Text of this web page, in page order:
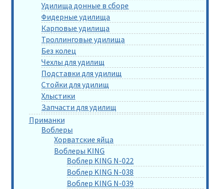
Удилища донные в сборе
Фидерные удилища
Карповые удилища
Троллинговые удилища
Без колец
Чехлы для удилищ
Подставки для удилищ
Стойки для удилищ
Хлыстики
Запчасти для удилищ
Приманки
Воблеры
Хорватские яйца
Воблеры KING
Воблер KING N-022
Воблер KING N-038
Воблер KING N-039